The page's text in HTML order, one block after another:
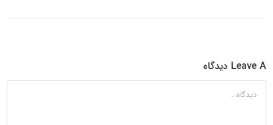
Leave A دیدگاه
دیدگاه